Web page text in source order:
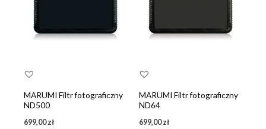
MARUMI Filtr fotograficzny
ND500
699,00zł
MARUMI Filtr fotograficzny
ND64
699,00zł